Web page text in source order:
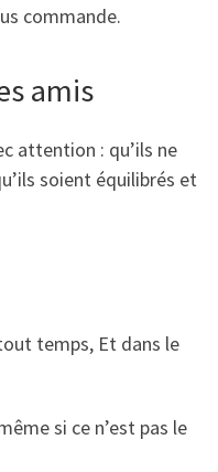
commande.
amis
attention : qu’ils ne
soient équilibrés et
temps, Et dans le
si ce n’est pas le